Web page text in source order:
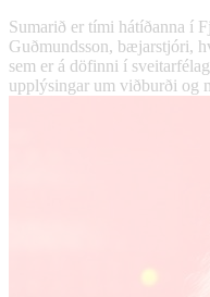
Sumarið er tími hátíðanna í
Guðmundsson, bæjarstjóri,
sem er á döfinni í
upplýsingar um viðburði og